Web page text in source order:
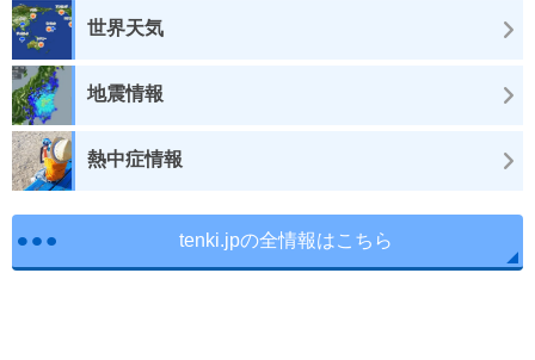
世界天気
地震情報
熱中症情報
tenki.jpの全情報はこちら